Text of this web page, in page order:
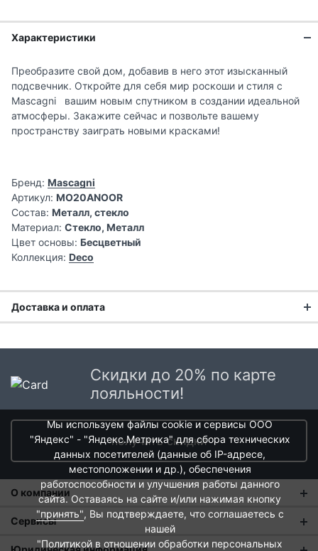
Характеристики
Преобразите свой дом, добавив в него этот изысканный
подсвечник. Откройте для себя мир роскоши и стиля с
Mascagni вашим новым спутником в создании идеальной
атмосферы. Закажите сейчас и позвольте вашему
пространству заиграть новыми красками!
Бренд: Mascagni
Артикул: MO20ANOOR
Состав: Металл, стекло
Материал: Стекло, Металл
Цвет основы: Бесцветный
Коллекция: Deco
Доставка и оплата
Доставка в Москве и области
В Москве и Московской области доставка курьером до
Стоимость доставки в Москве в пределах МКАД399 руб.
в Московской Области и Москве за МКАД599 руб.
Интервал доставки по Московской области - с 10 до 22
При заказе в пункт выдачи СДЭК доставка по Москве
рассчитывается согласно тарифу СДЭК. Доставка в пункт
выдачи осуществляется только предоплаченных заказов.
Скидки до 20% по карте
лояльности!
получить скидки
О компании
О нас
Магазины
Сервисы
Оплата и тарифы доставки
Мы используем файлы cookie и сервисы ООО
"Яндекс" - "Яндекс.Метрика" для сбора технических
данных посетителей (данные об IP-адресе,
местоположении и др.), обеспечения
работоспособности и улучшения работы данного
сайта. Оставаясь на сайте и/или нажимая кнопку
"принять", Вы подтверждаете, что соглашаетесь с
нашей
"Политикой в отношении обработки персональных